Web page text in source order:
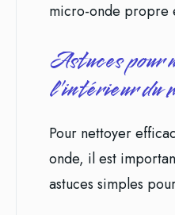
micro-onde propre
Astuces pour
l’intérieur du
Pour nettoyer
onde, il est
astuces simples